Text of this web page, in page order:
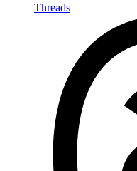
Threads